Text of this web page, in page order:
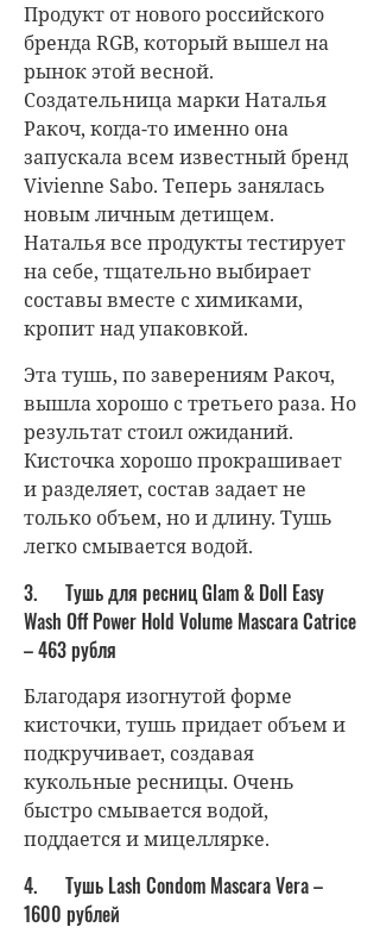
Продукт от нового российского
бренда RGB, который вышел на
рынок этой весной.
Создательница марки Наталья
Ракоч, когда-то именно она
запускала всем известный бренд
Vivienne Sabo. Теперь занялась
новым личным детищем.
Наталья все продукты тестирует
на себе, тщательно выбирает
составы вместе с химиками,
кропит над упаковкой.
Эта тушь, по заверениям Ракоч,
вышла хорошо с третьего раза. Но
результат стоил ожиданий.
Кисточка хорошо прокрашивает
и разделяет, состав задает не
только объем, но и длину. Тушь
легко смывается водой.
3. Тушь для ресниц Glam & Doll Easy
Wash Off Power Hold Volume Mascara Catrice
– 463 рубля
Благодаря изогнутой форме
кисточки, тушь придает объем и
подкручивает, создавая
кукольные ресницы. Очень
быстро смывается водой,
поддается и мицеллярке.
4. Тушь Lash Condom Mascara Vera –
1600 рублей